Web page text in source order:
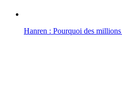
Hanren : Pourquoi des